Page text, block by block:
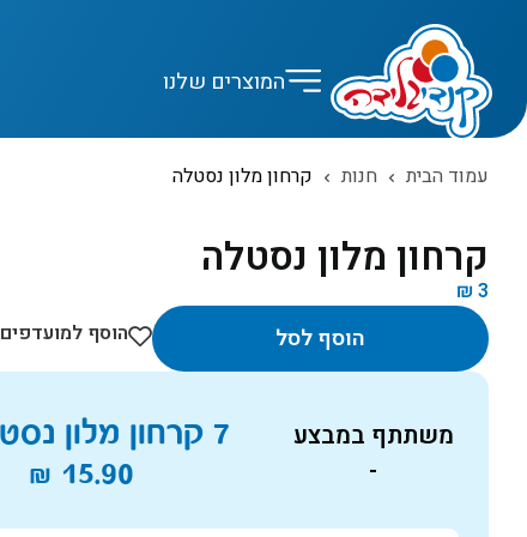
המוצרים שלנו
עמוד הבית חנות קרחון מלון נסטלה
קרחון מלון נסטלה
₪3
הוסף לסל הוסף למועדפים
משתתף במבצע
-
7 קרחון מלון נסטלה ב
₪ 15.90